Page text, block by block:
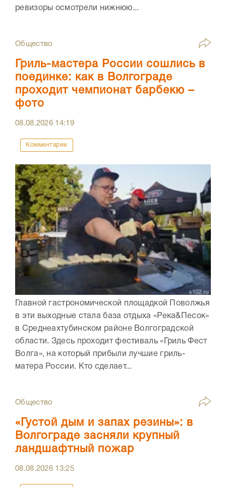
ревизоры осмотрели нижнюю...
Общество
Гриль-мастера России сошлись в
поединке: как в Волгограде
проходит чемпионат барбекю –
фото
08.08.2026 14:19
Комментарии
Главной гастрономической площадкой Поволжья
в эти выходные стала база отдыха «Река&Песок»
в Среднеахтубинском районе Волгоградской
области. Здесь проходит фестиваль «Гриль Фест
Волга», на который прибыли лучшие гриль-
матера России. Кто сделает...
Общество
«Густой дым и запах резины»: в
Волгограде засняли крупный
ландшафтный пожар
08.08.2026 13:25